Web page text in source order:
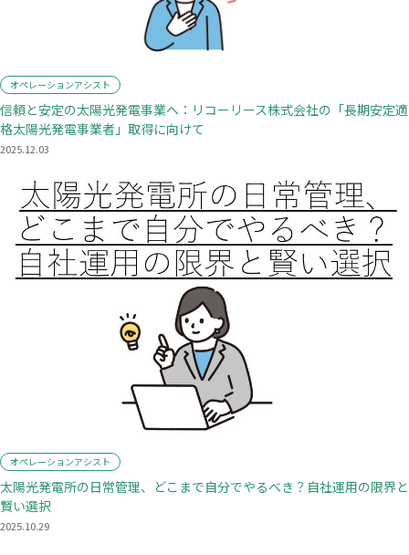
オペレーションアシスト
信頼と安定の太陽光発電事業へ：リコーリース株式会社の「長期安定適
格太陽光発電事業者」取得に向けて
2025.12.03
オペレーションアシスト
太陽光発電所の日常管理、どこまで自分でやるべき？自社運用の限界と
賢い選択
2025.10.29